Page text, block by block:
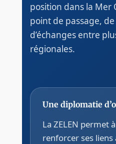
position dans la Mer
point de passage,
d’échanges entre
régionales.
Une diplomatie
La ZELEN permet
renforcer ses liens